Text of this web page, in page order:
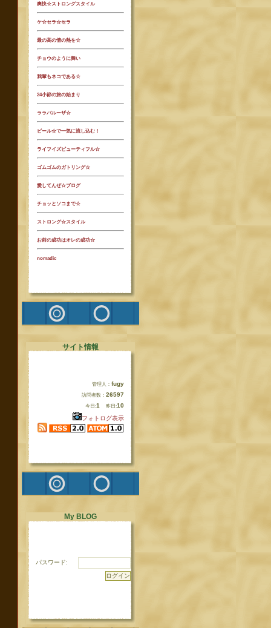
爽快☆ストロングスタイル
ケ☆セラ☆セラ
最の高の情の熱を☆
チョウのように舞い
我輩もネコである☆
24小節の旅の始まり
ララパルーザ☆
ビール☆で一気に流し込む！
ライフイズビューティフル☆
ゴムゴムのガトリング☆
愛してんぜ☆ブログ
チョッとソコまで☆
ストロング☆スタイル
お前の成功はオレの成功☆
nomadic
サイト情報
管理人： fugy
訪問者数： 26597
今日:1 昨日:10
フォトログ表示
My BLOG
パスワード: